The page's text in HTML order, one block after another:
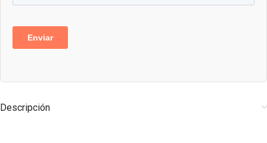
Descripción